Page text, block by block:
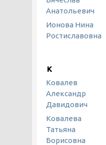
Анатольевич
Ионова Нина
Ростиславовна
К
Ковалев
Александр
Давидович
Ковалева
Татьяна
Борисовна